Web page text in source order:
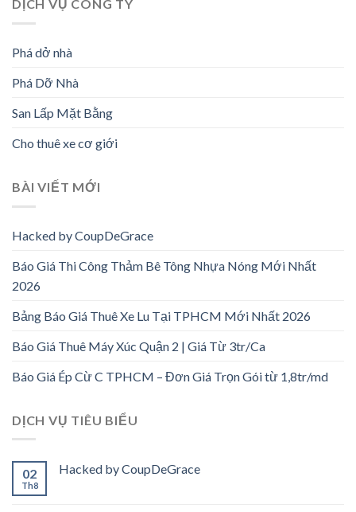
DỊCH VỤ CÔNG TY
Phá dở nhà
Phá Dỡ Nhà
San Lấp Mặt Bằng
Cho thuê xe cơ giới
BÀI VIẾT MỚI
Hacked by CoupDeGrace
Báo Giá Thi Công Thảm Bê Tông Nhựa Nóng Mới Nhất
2026
Bảng Báo Giá Thuê Xe Lu Tại TPHCM Mới Nhất 2026
Báo Giá Thuê Máy Xúc Quận 2 | Giá Từ 3tr/Ca
Báo Giá Ép Cừ C TPHCM – Đơn Giá Trọn Gói từ 1,8tr/md
DỊCH VỤ TIÊU BIỂU
02
Th8
Hacked by CoupDeGrace